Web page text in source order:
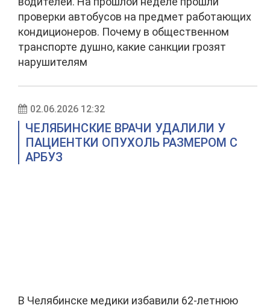
проверки автобусов на предмет работающих
кондиционеров. Почему в общественном
транспорте душно, какие санкции грозят
нарушителям
02.06.2026 12:32
ЧЕЛЯБИНСКИЕ ВРАЧИ УДАЛИЛИ У
ПАЦИЕНТКИ ОПУХОЛЬ РАЗМЕРОМ С
АРБУЗ
В Челябинске медики избавили 62-летнюю